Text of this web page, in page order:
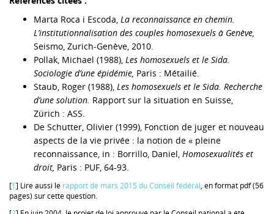
Marta Roca i Escoda, La reconnaissance en chemin.
L’institutionnalisation des couples homosexuels à Genève,
Seismo, Zurich-Genève, 2010.
Pollak, Michael (1988), Les homosexuels et le Sida.
Sociologie d’une épidémie, Paris : Métailié.
Staub, Roger (1988), Les homosexuels et le Sida. Recherche
d’une solution. Rapport sur la situation en Suisse,
Zürich : ASS.
De Schutter, Olivier (1999), Fonction de juger et nouveau
aspects de la vie privée : la notion de « pleine
reconnaissance, in : Borrillo, Daniel, Homosexualités et
droit, Paris : PUF, 64-93.
[1] Lire aussi le rapport de mars 2015 du Conseil fédéral, en format pdf (56
pages) sur cette question.